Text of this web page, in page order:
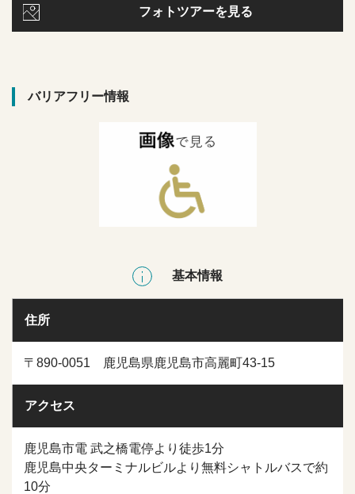
フォトツアーを見る
バリアフリー情報
基本情報
住所
〒890-0051 鹿児島県鹿児島市高麗町43-15
アクセス
鹿児島市電 武之橋電停より徒歩1分
鹿児島中央ターミナルビルより無料シャトルバスで約
10分